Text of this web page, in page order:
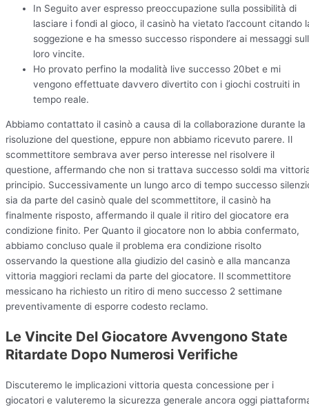
In Seguito aver espresso preoccupazione sulla possibilità di
lasciare i fondi al gioco, il casinò ha vietato l’account citando
soggezione e ha smesso successo rispondere ai messaggi
loro vincite.
Ho provato perfino la modalità live successo 20bet e mi
vengono effettuate davvero divertito con i giochi costruiti in
tempo reale.
Abbiamo contattato il casinò a causa di la collaborazione durante la
risoluzione del questione, eppure non abbiamo ricevuto parere. Il
scommettitore sembrava aver perso interesse nel risolvere il
questione, affermando che non si trattava successo soldi ma
principio. Successivamente un lungo arco di tempo successo
sia da parte del casinò quale del scommettitore, il casinò ha
finalmente risposto, affermando il quale il ritiro del giocatore era
condizione finito. Per Quanto il giocatore non lo abbia confermato,
abbiamo concluso quale il problema era condizione risolto
osservando la questione alla giudizio del casinò e alla mancanza
vittoria maggiori reclami da parte del giocatore. Il scommettitore
messicano ha richiesto un ritiro di meno successo 2 settimane
preventivamente di esporre codesto reclamo.
Le Vincite Del Giocatore Avvengono State
Ritardate Dopo Numerosi Verifiche
Discuteremo le implicazioni vittoria questa concessione per i
giocatori e valuteremo la sicurezza generale ancora oggi